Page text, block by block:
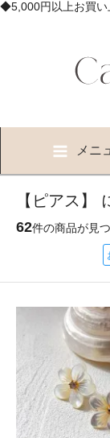
◆5,000円以上お買
メニ
【ピアス】
62件の商品が見